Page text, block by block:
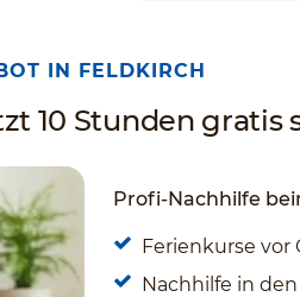
IN FELDKIRCH
10 Stunden gratis
Profi-Nachhilfe
Ferienkurse vor
Nachhilfe in